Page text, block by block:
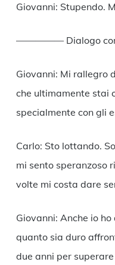
Giovanni: Stupendo.
————— Dialogo
Giovanni: Mi rallegro
che ultimamente stai
specialmente con gli
Carlo: Sto lottando.
mi sento speranzoso
volte mi costa dare
Giovanni: Anche io
quanto sia duro
due anni per